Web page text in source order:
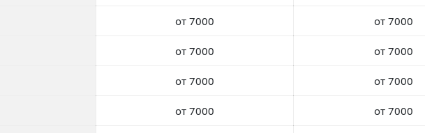
от 7000 от 7000
от 7000 от 7000
от 7000 от 7000
от 7000 от 7000